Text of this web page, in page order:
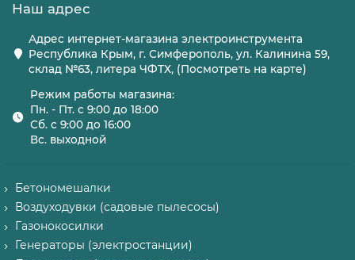
Наш адрес
Адрес интернет-магазина электроинструмента
Республика Крым, г. Симферополь, ул. Калинина 59,
склад №63, литера ЧФТХ, (Посмотреть на карте)
Режим работы магазина:
Пн. - Пт. с 9:00 до 18:00
Сб. с 9:00 до 16:00
Вс. выходной
Бетономешалки
Воздуходувки (садовые пылесосы)
Газонокосилки
Генераторы (электростанции)